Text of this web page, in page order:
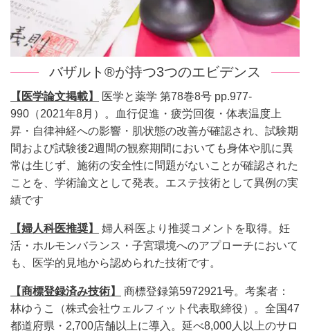
バザルト®が持つ3つのエビデンス
【医学論文掲載】 医学と薬学 第78巻8号 pp.977-
990（2021年8月）。血行促進・疲労回復・体表温度上
昇・自律神経への影響・肌状態の改善が確認され、 試験期
間および試験後2週間の観察期間においても身体や肌に異
常は生じず、施術の安全性に問題がないことが確認された
ことを、学術論文として発表。エステ技術として異例の実
績です
【婦人科医推奨】
婦人科医より推奨コメントを取得。妊
活・ホルモンバランス・子宮環境へのアプローチにおいて
も、医学的見地から認められた技術です。
【商標登録済み技術】
商標登録第5972921号。考案者：
林ゆうこ（株式会社ウェルフィット代表取締役）。全国47
都道府県・2,700店舗以 上に導入。延べ8,000人以上のサロ